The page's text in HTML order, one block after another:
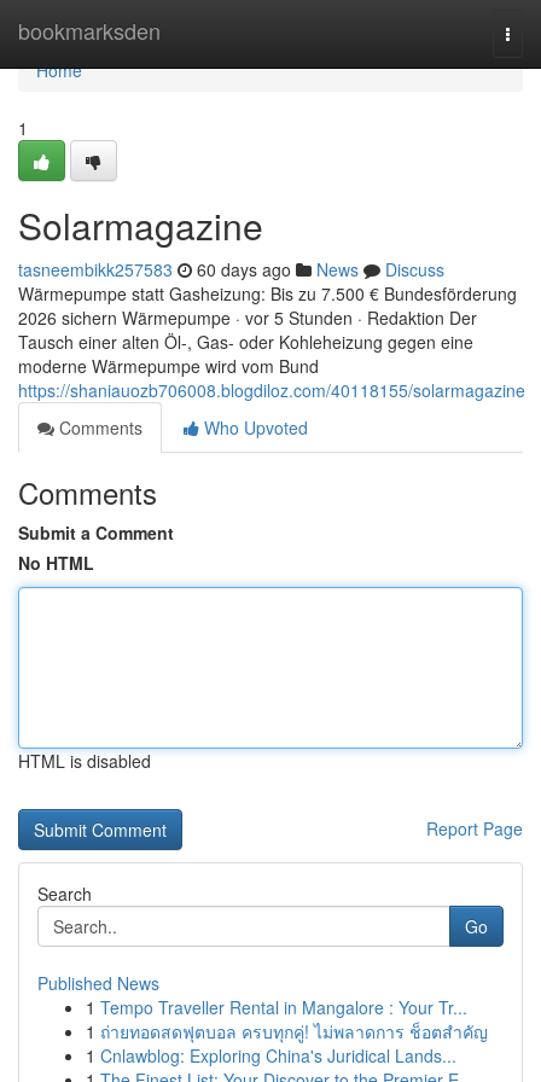
bookmarksden
Home
Home
1
Solarmagazine
tasneembikk257583 60 days ago News
Discuss
Wärmepumpe statt Gasheizung: Bis zu 7.500 € Bundesförderung
2026 sichern Wärmepumpe · vor 5 Stunden · Redaktion Der
Tausch einer alten Öl-, Gas- oder Kohleheizung gegen eine
moderne Wärmepumpe wird vom Bund
https://shaniauozb706008.blogdiloz.com/40118155/solarmagazine
Comments
Who Upvoted
Comments
Submit a Comment
No HTML
HTML is disabled
Report Page
Search
Go
Published News
1 Tempo Traveller Rental in Mangalore : Your Tr...
1 ถ่ายทอดสดฟุตบอล ครบทุกคู่! ไม่พลาดการ ช็อตสำคัญ
1 Cnlawblog: Exploring China's Juridical Lands...